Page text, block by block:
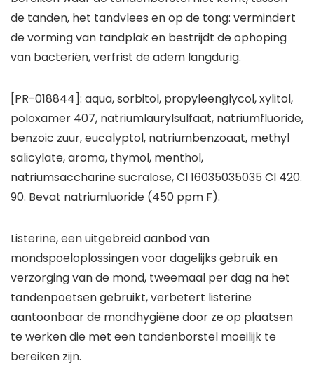
de tanden, het tandvlees en op de tong: vermindert
de vorming van tandplak en bestrijdt de ophoping
van bacteriën, verfrist de adem langdurig.
[PR-018844]: aqua, sorbitol, propyleenglycol, xylitol,
poloxamer 407, natriumlaurylsulfaat, natriumfluoride,
benzoic zuur, eucalyptol, natriumbenzoaat, methyl
salicylate, aroma, thymol, menthol,
natriumsaccharine sucralose, CI 16035035035 CI 420.
90. Bevat natriumluoride (450 ppm F).
Listerine, een uitgebreid aanbod van
mondspoeloplossingen voor dagelijks gebruik en
verzorging van de mond, tweemaal per dag na het
tandenpoetsen gebruikt, verbetert listerine
aantoonbaar de mondhygiëne door ze op plaatsen
te werken die met een tandenborstel moeilijk te
bereiken zijn.